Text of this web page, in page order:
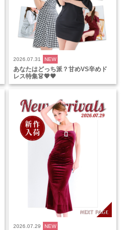
2026.07.31 NEW
あなたはどっち派？甘めVS辛めド
レス特集👗💖🖤
2026.07.29 NEW